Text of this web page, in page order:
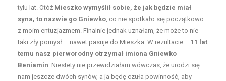
tylu lat. Otóż Mieszko wymyślił sobie, że jak będzie miał
syna, to nazwie go Gniewko, co nie spotkało się początkowo
z moim entuzjazmem. Finalnie jednak uznałam, że może to nie
taki zły pomysł – nawet pasuje do Mieszka. W rezultacie – 11 lat
temu nasz pierworodny otrzymał imiona Gniewko
Beniamin. Niestety nie przewidziałam wówczas, że urodzi się
nam jeszcze dwóch synów, a ja będę czuła powinność, aby